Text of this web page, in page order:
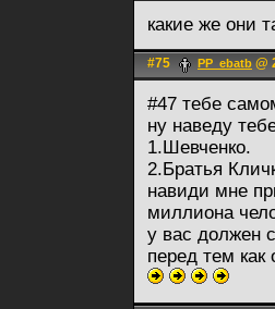
какие же они
#75 PP_ebatb @
#47 тебе
ну наведу
1.Шевченко.
2.Братья
навиди мне
миллиона
у вас должен
перед тем как